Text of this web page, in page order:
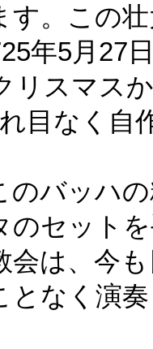
す。この
年5月27
リスマス
目なく自
のバッハ
のセット
会は、今
となく演